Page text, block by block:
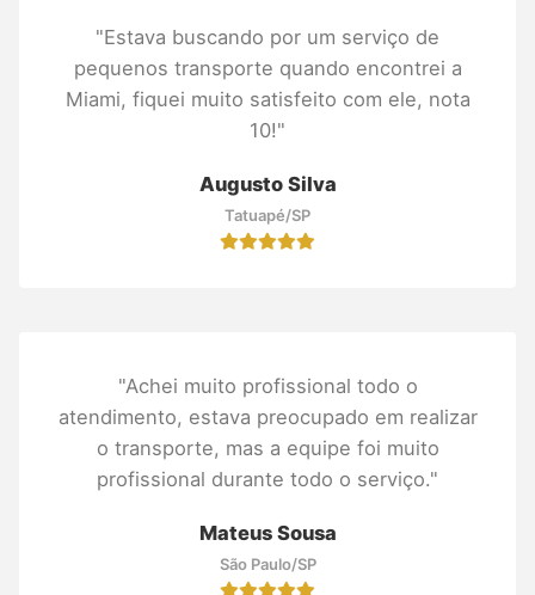
"Estava buscando por um serviço de
pequenos transporte quando encontrei a
Miami, fiquei muito satisfeito com ele, nota
10!"
Augusto Silva
Tatuapé/SP
"Achei muito profissional todo o
atendimento, estava preocupado em realizar
o transporte, mas a equipe foi muito
profissional durante todo o serviço."
Mateus Sousa
São Paulo/SP